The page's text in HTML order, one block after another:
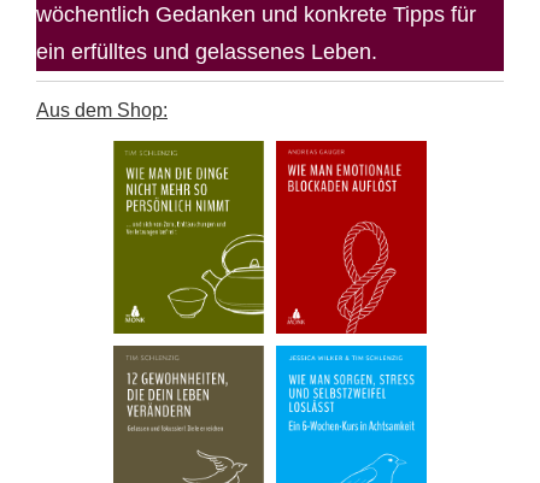
wöchentlich Gedanken und konkrete Tipps für
ein erfülltes und gelassenes Leben.
Aus dem Shop: